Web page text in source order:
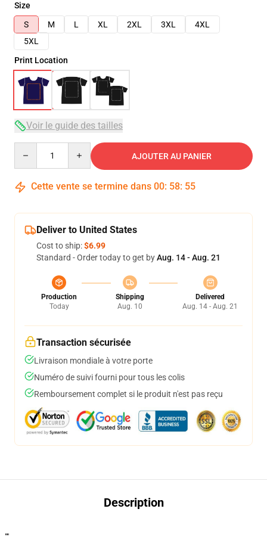
Size
S
M L XL 2XL 3XL
4XL
5XL
Print Location
Voir le guide des tailles
AJOUTER AU PANIER
Cette vente se termine dans 00: 58: 54
Deliver to United States
Cost to ship:$6.99
Standard - Order today to get byAug. 14 - Aug. 21
Production
Today
Shipping
Aug. 10
Delivered
Aug. 14 - Aug. 21
Transaction sécurisée
Livraison mondiale à votre porte
Numéro de suivi fourni pour tous les colis
Remboursement complet si le produit n'est pas reçu
Description
""